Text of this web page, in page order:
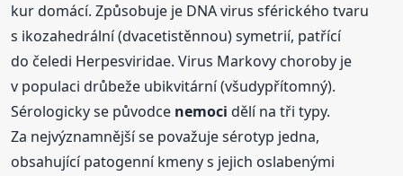
kur domácí. Způsobuje je DNA virus sférického tvaru
s ikozahedrální (dvacetistěnnou) symetrií, patřící
do čeledi Herpesviridae. Virus Markovy choroby je
v populaci drůbeže ubikvitární (všudypřítomný).
Sérologicky se původce nemoci dělí na tři typy.
Za nejvýznamnější se považuje sérotyp jedna,
obsahující patogenní kmeny s jejich oslabenými